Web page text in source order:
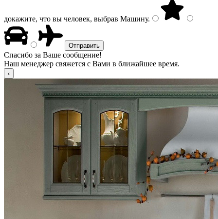
докажите, что вы человек, выбрав Машину.
Спасибо за Ваше сообщение!
Наш менеджер свяжется с Вами в ближайшее время.